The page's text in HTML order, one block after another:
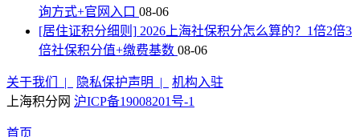
询方式+官网入口 08-06
[居住证积分细则] 2026上海社保积分怎么算的？1倍2倍3
倍社保积分值+缴费基数 08-06
关于我们 | 隐私保护声明 |
机构入驻
上海积分网 沪ICP备19008201号-1
首页